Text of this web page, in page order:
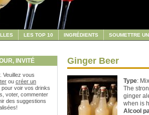
LES TOP 10 INGRÉDIENTS SOUMETTRE
INVITÉ
Veuillez vous
ou créer un
pour voir vos drinks
voter, commenter
des suggestions
Ginger Beer
Type:
The
ginger
when is
Alcool